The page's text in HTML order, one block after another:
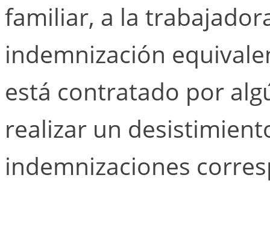
familiar, a la
indemnización
está contratado por
realizar un
indemnizaciones